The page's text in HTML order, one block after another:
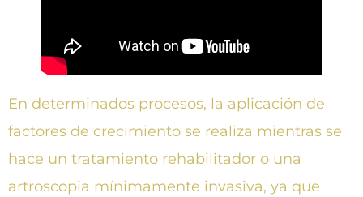
En determinados procesos, la aplicación de
factores de crecimiento se realiza mientras se
hace un tratamiento rehabilitador o una
artroscopia mínimamente invasiva, ya que